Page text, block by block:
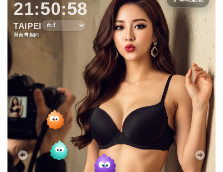
21:50:59
TAIPEI
與台灣相同